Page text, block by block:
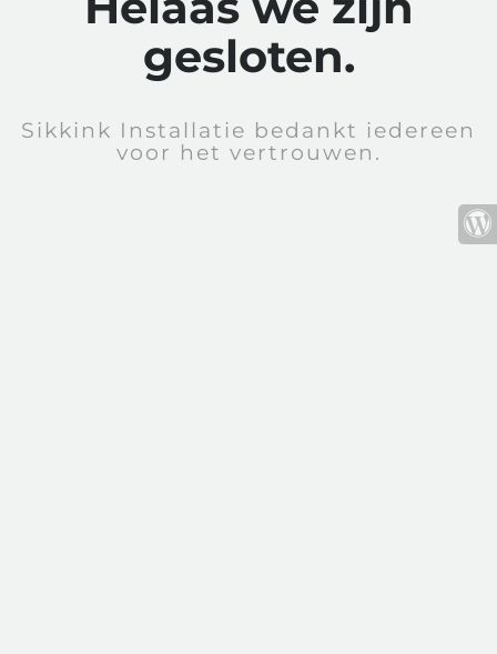
gesloten.
Sikkink Installatie bedankt iedereen
voor het vertrouwen.